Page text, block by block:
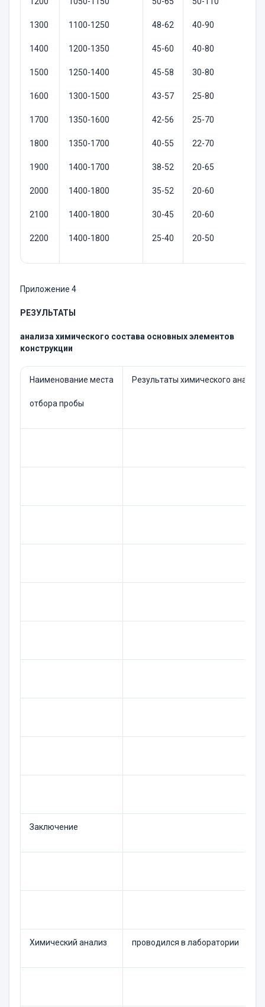
1300
1400
1500
1600
1700
1800
1900
2000
2100
2200
1100-1250
1200-1350
1250-1400
1300-1500
1350-1600
1350-1700
1400-1700
1400-1800
1400-1800
1400-1800
48-62
45-60
45-58
43-57
42-56
40-55
38-52
35-52
30-45
25-40
40-90
40-80
30-80
25-80
25-70
22-70
20-65
20-60
20-60
20-50
Приложение 4
РЕЗУЛЬТАТЫ
анализа химического состава основных элементов
конструкции
Наименование места
отбора пробы
Результаты химического анализа
Заключение
Химический анализ проводился в лаборатории